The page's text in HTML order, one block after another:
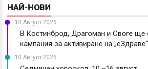
НАЙ-НОВИ
10 Август 2026
В Костинброд, Драгоман и Своге ще
кампания за активиране на „еЗдраве“
10 Август 2026